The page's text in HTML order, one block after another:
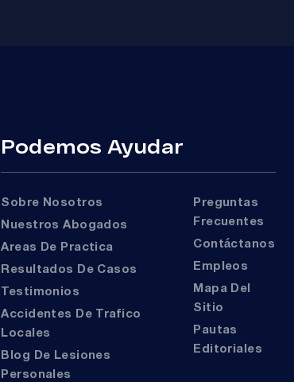
Podemos Ayudar
Sobre Nosotros
Nuestros Abogados
Areas De Practica
Resultados De Casos
Testimonios
Accidentes De Trafico
Locales
Blog De Lesiones
Personales
Preguntas
Frecuentes
Contáctanos
Empleos
Mapa Del
Sitio
Pautas
Editoriales